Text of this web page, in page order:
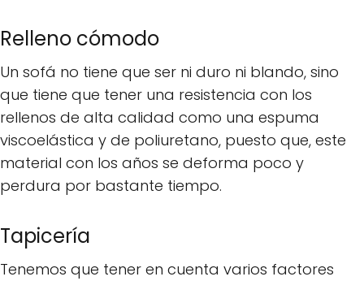
Relleno cómodo
Un sofá no tiene que ser ni duro ni blando, sino
que tiene que tener una resistencia con los
rellenos de alta calidad como una espuma
viscoelástica y de poliuretano, puesto que, este
material con los años se deforma poco y
perdura por bastante tiempo.
Tapicería
Tenemos que tener en cuenta varios factores